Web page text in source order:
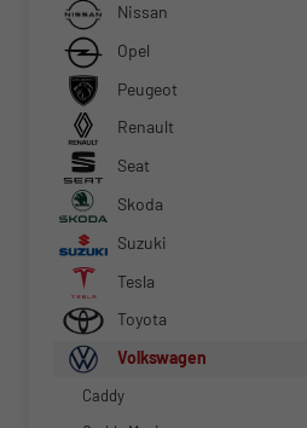
Nissan
Opel
Peugeot
Renault
Seat
Skoda
Suzuki
Tesla
Toyota
Volkswagen
Caddy